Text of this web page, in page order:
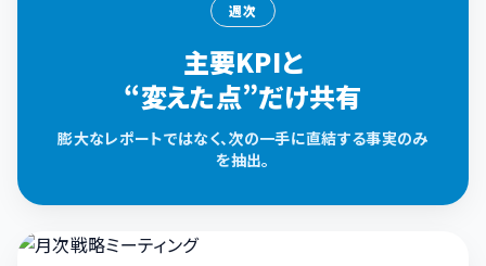
週次
主要KPIと
“変えた点”だけ共有
膨大なレポートではなく、次の一手に直結する事実のみ
を抽出。